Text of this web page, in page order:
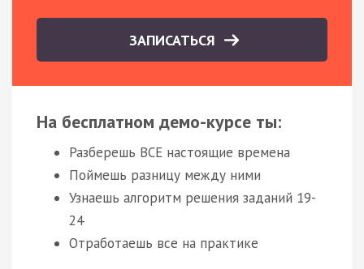
ЗАПИСАТЬСЯ
На бесплатном демо-курсе ты:
Разберешь ВСЕ настоящие времена
Поймешь разницу между ними
Узнаешь алгоритм решения заданий 19-
24
Отработаешь все на практике